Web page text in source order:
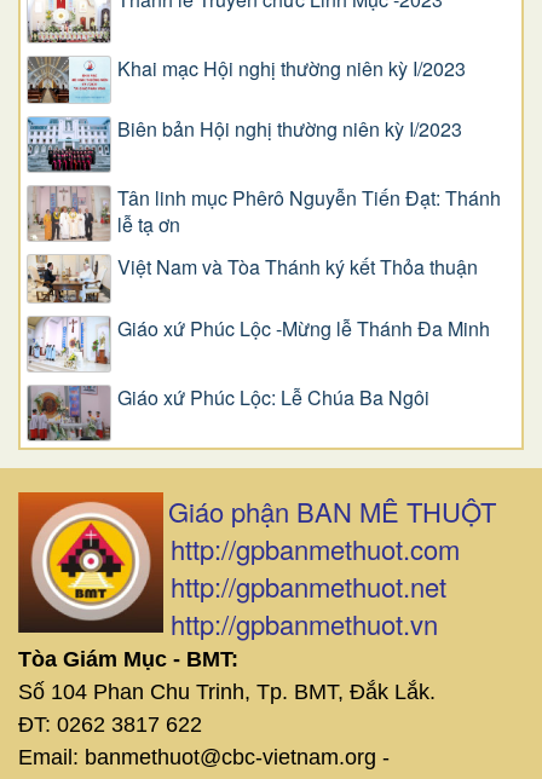
Khai mạc Hội nghị thường niên kỳ I/2023
Biên bản Hội nghị thường niên kỳ I/2023
Tân linh mục Phêrô Nguyễn Tiến Đạt: Thánh
lễ tạ ơn
Việt Nam và Tòa Thánh ký kết Thỏa thuận
Giáo xứ Phúc Lộc -Mừng lễ Thánh Đa Minh
Giáo xứ Phúc Lộc: Lễ Chúa Ba Ngôi
Giáo phận BAN MÊ THUỘT
http://gpbanmethuot.com
http://gpbanmethuot.net
http://gpbanmethuot.vn
Tòa Giám Mục - BMT:
Số 104 Phan Chu Trinh, Tp. BMT, Đắk Lắk.
ĐT: 0262 3817 622
Email: banmethuot@cbc-vietnam.org -